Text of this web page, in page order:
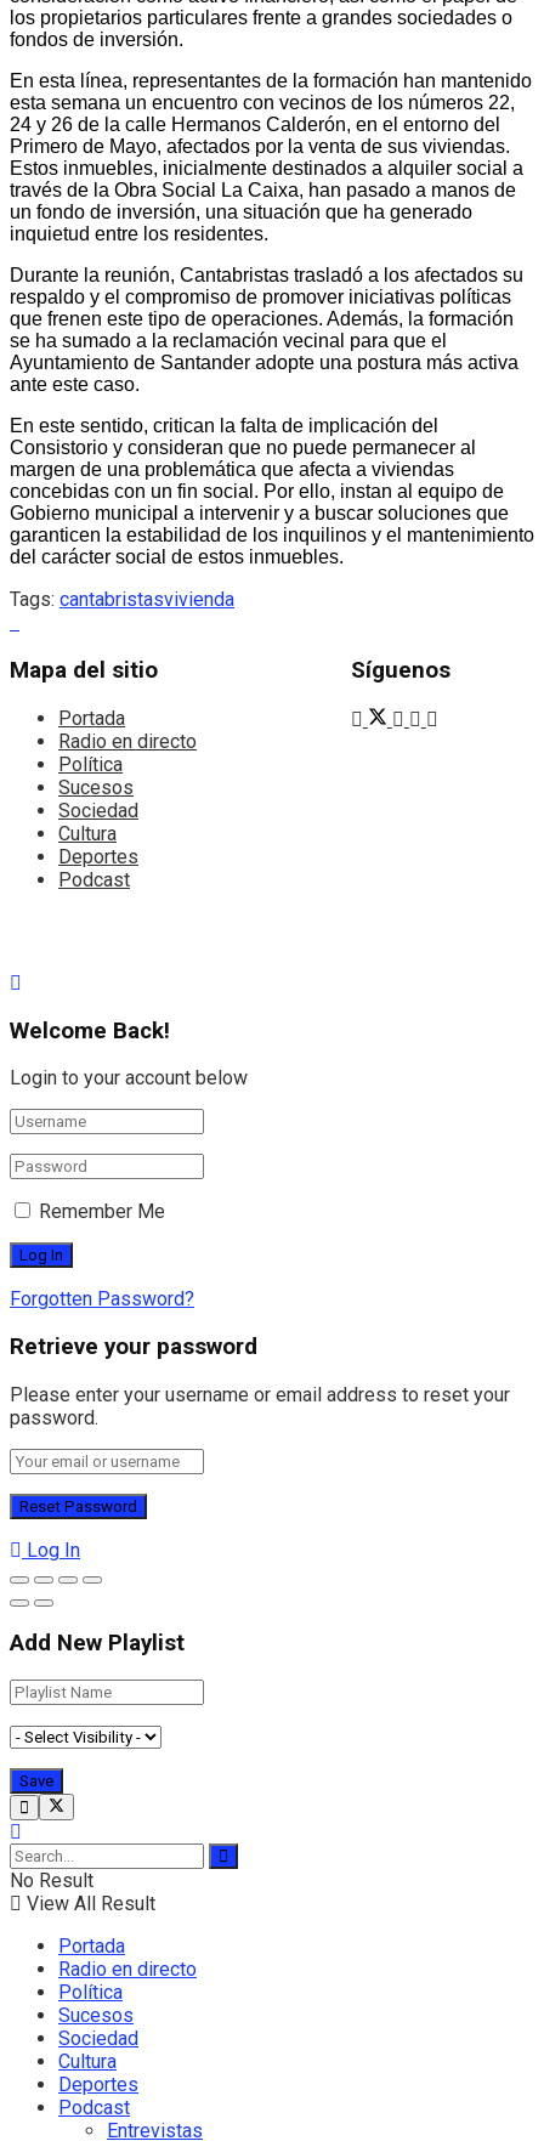
los propietarios particulares frente a grandes sociedades o
fondos de inversión.
En esta línea, representantes de la formación han mantenido
esta semana un encuentro con vecinos de los números 22,
24 y 26 de la calle Hermanos Calderón, en el entorno del
Primero de Mayo, afectados por la venta de sus viviendas.
Estos inmuebles, inicialmente destinados a alquiler social a
través de la Obra Social La Caixa, han pasado a manos de
un fondo de inversión, una situación que ha generado
inquietud entre los residentes.
Durante la reunión, Cantabristas trasladó a los afectados su
respaldo y el compromiso de promover iniciativas políticas
que frenen este tipo de operaciones. Además, la formación
se ha sumado a la reclamación vecinal para que el
Ayuntamiento de Santander adopte una postura más activa
ante este caso.
En este sentido, critican la falta de implicación del
Consistorio y consideran que no puede permanecer al
margen de una problemática que afecta a viviendas
concebidas con un fin social. Por ello, instan al equipo de
Gobierno municipal a intervenir y a buscar soluciones que
garanticen la estabilidad de los inquilinos y el mantenimiento
del carácter social de estos inmuebles.
Tags: cantabristasvivienda
Mapa del sitio
Portada
Radio en directo
Política
Sucesos
Sociedad
Cultura
Deportes
Podcast
Síguenos
Welcome Back!
Login to your account below
Remember Me
Forgotten Password?
Retrieve your password
Please enter your username or email address to reset your
password.
Log In
Add New Playlist
No Result
View All Result
Portada
Radio en directo
Política
Sucesos
Sociedad
Cultura
Deportes
Podcast
Entrevistas